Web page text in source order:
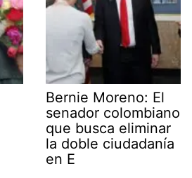
Bernie Moreno: El
senador colombiano
que busca eliminar
la doble ciudadanía
en E